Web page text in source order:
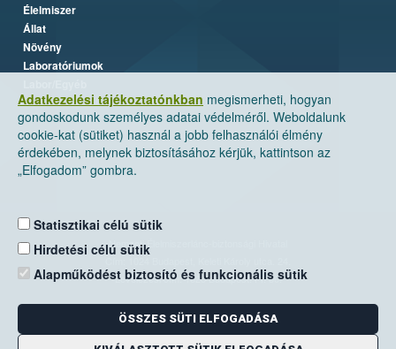
Adatkezelési tájékoztatónkban megismerheti, hogyan
gondoskodunk személyes adatai védelméről. Weboldalunk
cookie-kat (sütiket) használ a jobb felhasználói élmény
érdekében, melynek biztosításához kérjük, kattintson az
„Elfogadom” gombra.
Statisztikai célú sütik
Hirdetési célú sütik
Alapműködést biztosító és funkcionális sütik
ÖSSZES SÜTI ELFOGADÁSA
Élelmiszer
Állat
Növény
Laboratóriumok
Nemzeti Élelmiszerlánc-biztonsági Hivatal
Levelezési cím: 1525 Budapest. Pf. 30.
E-mail:ugyfelszolgalat@nebih.gov.hu
Zöld szám: 06-80/263-244